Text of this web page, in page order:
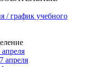
/ график учебного
апреля